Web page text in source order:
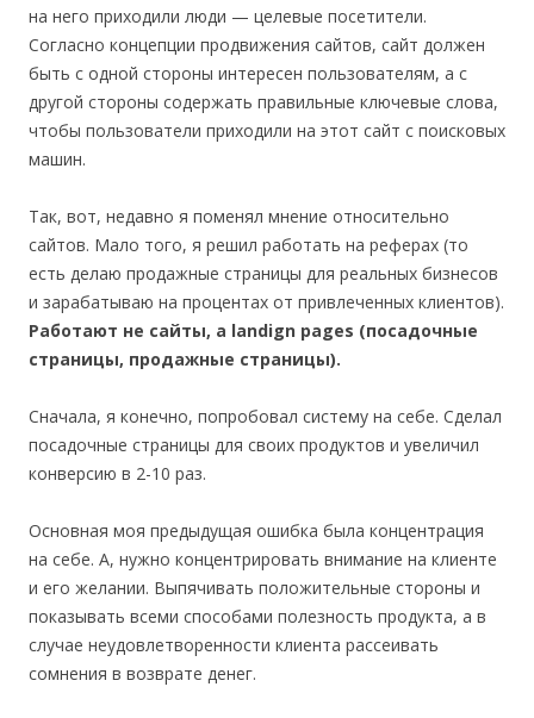
на него приходили люди — целевые посетители.
Согласно концепции продвижения сайтов, сайт должен
быть с одной стороны интересен пользователям, а с
другой стороны содержать правильные ключевые слова,
чтобы пользователи приходили на этот сайт с поисковых
машин.
Так, вот, недавно я поменял мнение относительно
сайтов. Мало того, я решил работать на реферах (то
есть делаю продажные страницы для реальных бизнесов
и зарабатываю на процентах от привлеченных клиентов).
Работают не сайты, а landign pages (посадочные
страницы, продажные страницы).
Сначала, я конечно, попробовал систему на себе. Сделал
посадочные страницы для своих продуктов и увеличил
конверсию в 2-10 раз.
Основная моя предыдущая ошибка была концентрация
на себе. А, нужно концентрировать внимание на клиенте
и его желании. Выпячивать положительные стороны и
показывать всеми способами полезность продукта, а в
случае неудовлетворенности клиента рассеивать
сомнения в возврате денег.